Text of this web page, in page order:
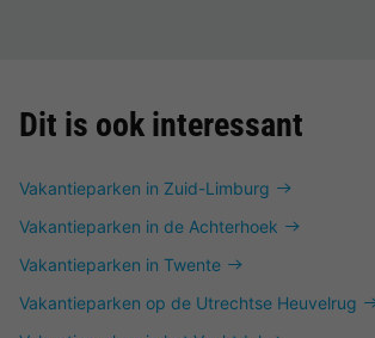
Dit is ook interessant
Vakantieparken in Zuid-Limburg
Vakantieparken in de Achterhoek
Vakantieparken in Twente
Vakantieparken op de Utrechtse Heuvelrug